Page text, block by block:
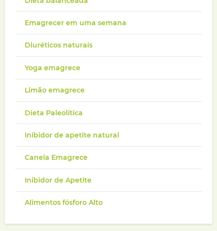
Emagrecer em uma semana
Diuréticos naturais
Yoga emagrece
Limão emagrece
Dieta Paleolítica
Inibidor de apetite natural
Canela Emagrece
Inibidor de Apetite
Alimentos fósforo Alto